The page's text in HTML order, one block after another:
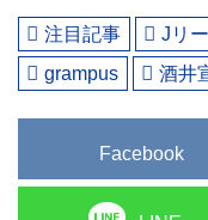
注目記事 Jリ
grampus
酒井
Facebook